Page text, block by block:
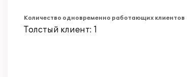
Количество одновременно работающих клиентов
Толстый клиент: 1